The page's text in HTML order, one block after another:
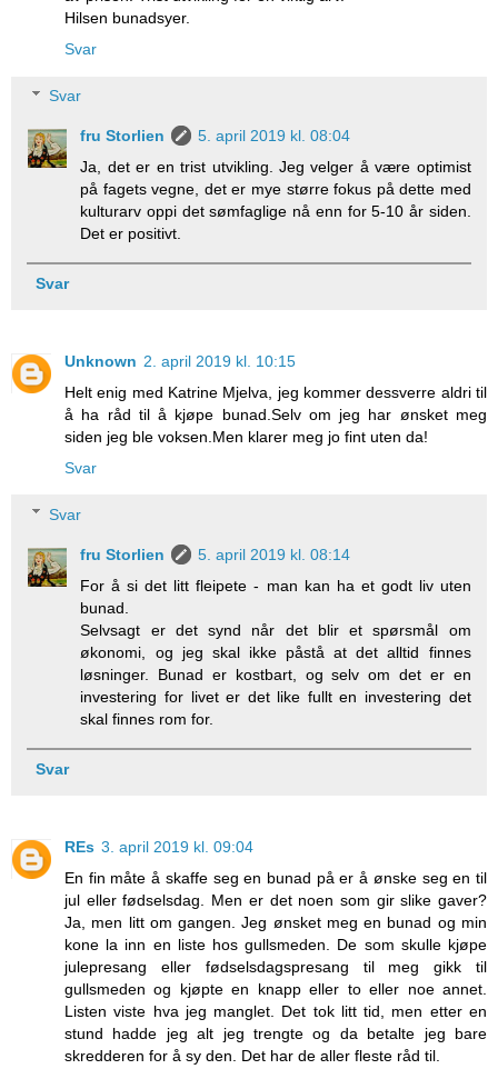
Hilsen bunadsyer.
Svar
Svar
fru Storlien
5. april 2019 kl. 08:04
Ja, det er en trist utvikling. Jeg velger å være optimist
på fagets vegne, det er mye større fokus på dette med
kulturarv oppi det sømfaglige nå enn for 5-10 år siden.
Det er positivt.
Svar
Unknown 2. april 2019 kl. 10:15
Helt enig med Katrine Mjelva, jeg kommer dessverre aldri til
å ha råd til å kjøpe bunad.Selv om jeg har ønsket meg
siden jeg ble voksen.Men klarer meg jo fint uten da!
Svar
Svar
fru Storlien
5. april 2019 kl. 08:14
For å si det litt fleipete - man kan ha et godt liv uten
bunad.
Selvsagt er det synd når det blir et spørsmål om
økonomi, og jeg skal ikke påstå at det alltid finnes
løsninger. Bunad er kostbart, og selv om det er en
investering for livet er det like fullt en investering det
skal finnes rom for.
Svar
REs 3. april 2019 kl. 09:04
En fin måte å skaffe seg en bunad på er å ønske seg en til
jul eller fødselsdag. Men er det noen som gir slike gaver?
Ja, men litt om gangen. Jeg ønsket meg en bunad og min
kone la inn en liste hos gullsmeden. De som skulle kjøpe
julepresang eller fødselsdagspresang til meg gikk til
gullsmeden og kjøpte en knapp eller to eller noe annet.
Listen viste hva jeg manglet. Det tok litt tid, men etter en
stund hadde jeg alt jeg trengte og da betalte jeg bare
skredderen for å sy den. Det har de aller fleste råd til.